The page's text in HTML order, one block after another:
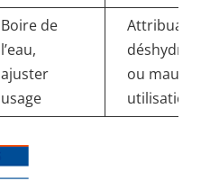
Boire de
l’eau,
ajuster
usage
Attribuable à
ou mauvaise
utilisation